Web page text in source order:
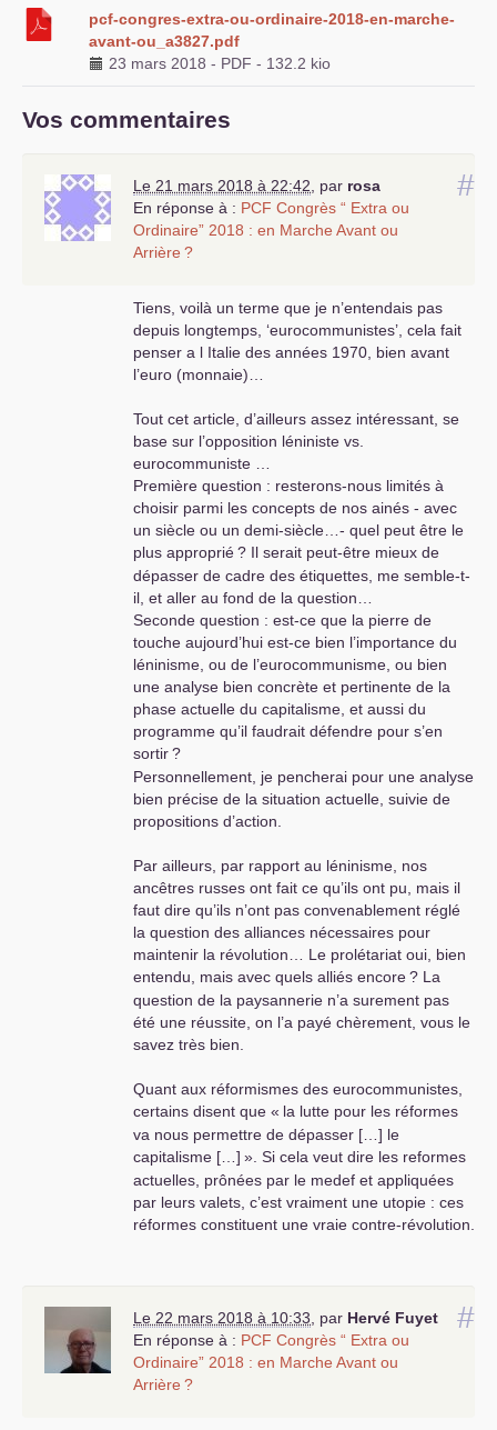
pcf-congres-extra-ou-ordinaire-2018-en-marche-
avant-ou_a3827.pdf
23 mars 2018 - PDF - 132.2 kio
Vos commentaires
#
Le 21 mars 2018 à 22:42 par rosa
En réponse à : PCF Congrès “ Extra ou
Ordinaire” 2018 : en Marche Avant ou
Arrière ?
Tiens, voilà un terme que je n’entendais pas
depuis longtemps, ‘eurocommunistes’, cela fait
penser a l Italie des années 1970, bien avant
l’euro (monnaie)…
Tout cet article, d’ailleurs assez intéressant, se
base sur l’opposition léniniste vs.
eurocommuniste …
Première question : resterons-nous limités à
choisir parmi les concepts de nos ainés - avec
un siècle ou un demi-siècle…- quel peut être le
plus approprié? Il serait peut-être mieux de
dépasser de cadre des étiquettes, me semble-t-
il, et aller au fond de la question…
Seconde question : est-ce que la pierre de
touche aujourd’hui est-ce bien l’importance du
léninisme, ou de l’eurocommunisme, ou bien
une analyse bien concrète et pertinente de la
phase actuelle du capitalisme, et aussi du
programme qu’il faudrait défendre pour s’en
sortir?
Personnellement, je pencherai pour une analyse
bien précise de la situation actuelle, suivie de
propositions d’action.
Par ailleurs, par rapport au léninisme, nos
ancêtres russes ont fait ce qu’ils ont pu, mais il
faut dire qu’ils n’ont pas convenablement réglé
la question des alliances nécessaires pour
maintenir la révolution… Le prolétariat oui, bien
entendu, mais avec quels alliés encore? La
question de la paysannerie n’a surement pas
été une réussite, on l’a payé chèrement, vous le
savez très bien.
Quant aux réformismes des eurocommunistes,
certains disent que « la lutte pour les réformes
va nous permettre de dépasser […] le
capitalisme […] ». Si cela veut dire les reformes
actuelles, prônées par le medef et appliquées
par leurs valets, c’est vraiment une utopie : ces
réformes constituent une vraie contre-révolution,
qui l’encombre : code du travail, statut des
cheminots et de la fonction publique, régime
général des retraites …
#
Le 22 mars 2018 à 10:33 par Hervé Fuyet
En réponse à : PCF Congrès “ Extra ou
Ordinaire” 2018 : en Marche Avant ou
Arrière ?